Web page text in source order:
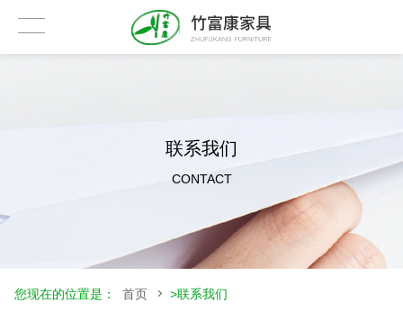
联系我们
CONTACT
您现在的位置是： 首页 >联系我们